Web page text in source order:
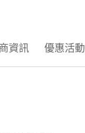
資訊 優惠活動